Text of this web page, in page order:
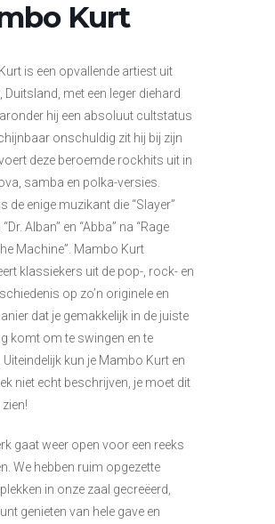
Kurt
is een opvallende artiest uit
Duitsland, met een leger diehard
hij een absoluut cultstatus
onschuldig zit hij bij zijn
deze beroemde rockhits uit in
samba en polka-versies.
de enige muzikant die “Slayer”
Alban” en “Abba” na “Rage
Machine”. Mambo Kurt
klassiekers uit de pop-, rock- en
op zo’n originele en
dat je gemakkelijk in de juiste
komt om te swingen en te
kun je Mambo Kurt en
niet echt beschrijven, je moet dit
zien!
gaat weer open voor een reeks
We hebben ruim opgezette
in onze zaal gecreëerd,
genieten van hele gave en